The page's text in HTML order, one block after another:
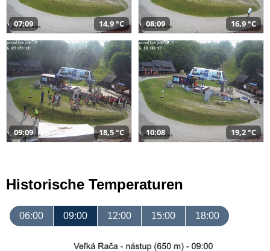
07:09 14,9 °C 08:09 16,9 °C
09:09 18,5 °C 10:08 19,2 °C
Historische Temperaturen
06:00 09:00 12:00 15:00 18:00